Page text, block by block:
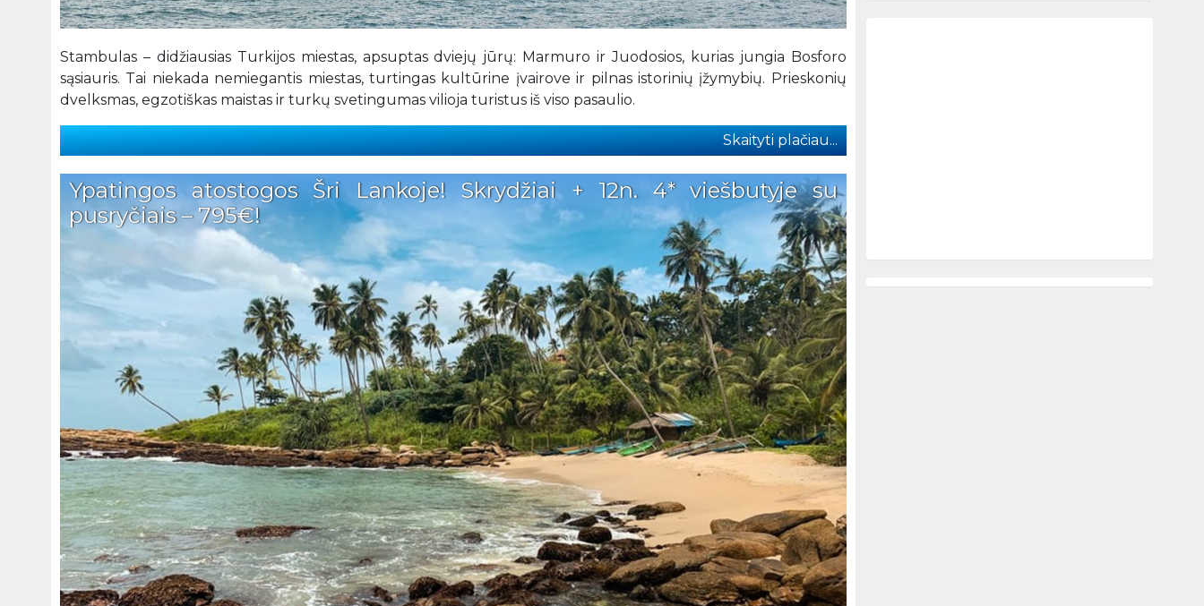
Stambulas – didžiausias Turkijos miestas, apsuptas dviejų jūrų: Marmuro ir Juodosios, kurias jungia Bosforo
sąsiauris. Tai niekada nemiegantis miestas, turtingas kultūrine įvairove ir pilnas istorinių įžymybių. Prieskonių
dvelksmas, egzotiškas maistas ir turkų svetingumas vilioja turistus iš viso pasaulio.
Skaityti plačiau...
Ypatingos atostogos Šri Lankoje! Skrydžiai + 12n. 4* viešbutyje su
pusryčiais – 795€!